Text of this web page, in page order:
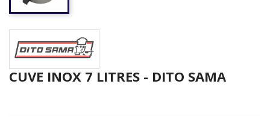
CUVE INOX 7 LITRES - DITO SAMA